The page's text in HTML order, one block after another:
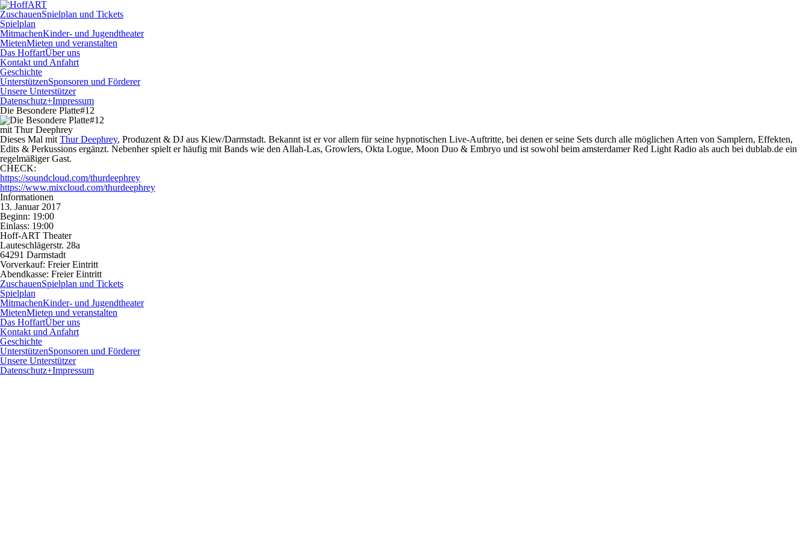
ZuschauenSpielplan und Tickets
Spielplan
MitmachenKinder- und Jugendtheater
MietenMieten und veranstalten
Das HoffartÜber uns
Kontakt und Anfahrt
Geschichte
UnterstützenSponsoren und Förderer
Unsere Unterstützer
Datenschutz+Impressum
Die Besondere Platte#12
mit Thur Deephrey
Dieses Mal mit Thur Deephrey, Produzent & DJ aus Kiew/Darmstadt. Bekannt ist er vor allem für seine hypnotischen Live-Auftritte, bei denen er seine Sets durch alle möglichen Arten von Samplern, Effekten,
Edits & Perkussions ergänzt. Nebenher spielt er häufig mit Bands wie den Allah-Las, Growlers, Okta Logue, Moon Duo & Embryo und ist sowohl beim amsterdamer Red Light Radio als auch bei dublab.de ein
regelmäßiger Gast.
CHECK:
https://soundcloud.com/thurdeephrey
https://www.mixcloud.com/thurdeephrey
Informationen
13. Januar 2017
Beginn: 19:00
Einlass: 19:00
Hoff-ART Theater
Lauteschlägerstr. 28a
64291 Darmstadt
Vorverkauf: Freier Eintritt
Abendkasse: Freier Eintritt
ZuschauenSpielplan und Tickets
Spielplan
MitmachenKinder- und Jugendtheater
MietenMieten und veranstalten
Das HoffartÜber uns
Kontakt und Anfahrt
Geschichte
UnterstützenSponsoren und Förderer
Unsere Unterstützer
Datenschutz+Impressum